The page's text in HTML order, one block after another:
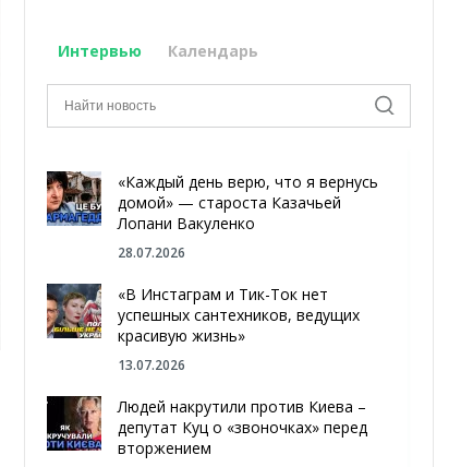
Интервью Календарь
«Каждый день верю, что я вернусь
домой» — староста Казачьей
Лопани Вакуленко
28.07.2026
«В Инстаграм и Тик-Ток нет
успешных сантехников, ведущих
красивую жизнь»
13.07.2026
Людей накрутили против Киева –
депутат Куц о «звоночках» перед
вторжением